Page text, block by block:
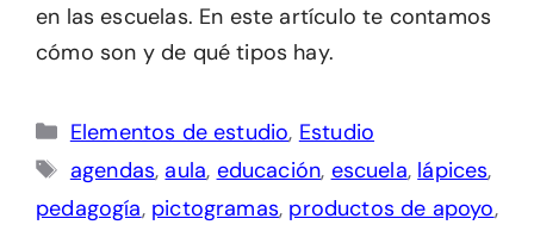
en las escuelas. En este artículo te contamos
cómo son y de qué tipos hay.
Categorías
Elementos de estudio, Estudio
Etiquetas
agendas, aula, educación, escuela, lápices,
pedagogía, pictogramas, productos de apoyo,